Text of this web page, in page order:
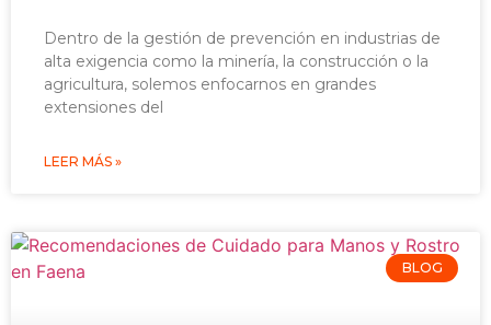
Dentro de la gestión de prevención en industrias de
alta exigencia como la minería, la construcción o la
agricultura, solemos enfocarnos en grandes
extensiones del
LEER MÁS »
BLOG